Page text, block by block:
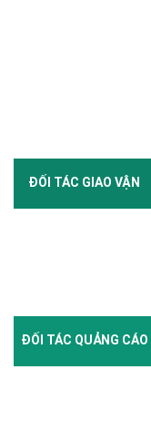
ĐỐI TÁC GIAO VẬN
ĐỐI TÁC QUẢNG CÁO